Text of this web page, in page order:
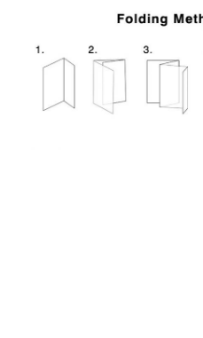
Prodotti per la vendita al
Etichetta adesiva
Borsa d'imballaggio della